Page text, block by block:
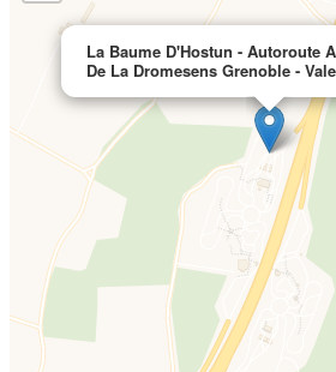
La Baume D'Hostun - Autoroute
De La Dromesens Grenoble -